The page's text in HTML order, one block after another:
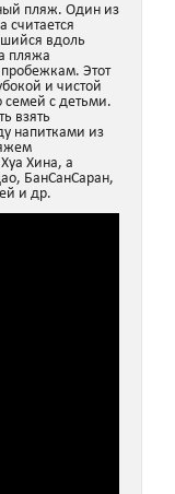
пляж. Один из
вдоль
пляжа
Этот
и чистой
семей с детьми.
взять
напитками из
Хина, а
БанСанСаран,
и др.